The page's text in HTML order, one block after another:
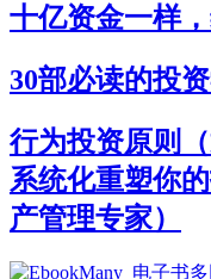
十亿资金一样，
30部必读的投
行为投资原则
系统化重塑你
产管理专家）